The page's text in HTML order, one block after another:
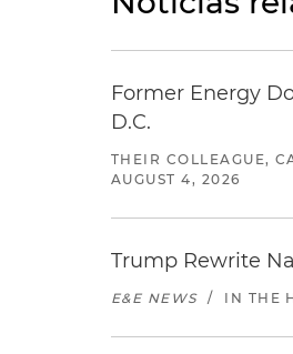
Former Energy
D.C.
THEIR COLLEAGUE,
AUGUST 4, 2026
Trump Rewrite
E&E NEWS / IN THE